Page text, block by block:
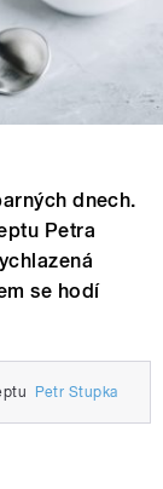
dnech.
Petra
se hodí
Petr Stupka